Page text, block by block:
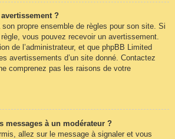
?
propre ensemble de règles pour son site. Si
vous pouvez recevoir un avertissement.
de l’administrateur, et que phpBB Limited
avertissements d’un site donné. Contactez
comprenez pas les raisons de votre
messages à un modérateur ?
allez sur le message à signaler et vous